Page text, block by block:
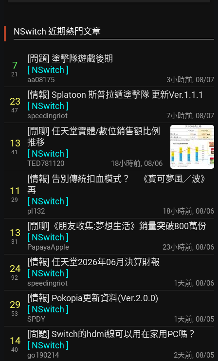
NSwitch 近期熱門文章
7
21
[問題] 塗擊隊遊戲後期
[ NSwitch ]
aa08175 3小時前, 08/07
23
47
[情報] Splatoon 斯普拉遁塗擊隊 更新Ver.1.1.1
[ NSwitch ]
speedingriot 7小時前, 08/07
13
41
[閒聊] 任天堂實體/數位銷售額比例
推移
[ NSwitch ]
TED781120 18小時前, 08/06
11
29
[情報] 告別傳統扣血模式？ 《寶可夢風／波》
再
[ NSwitch ]
pl132 18小時前, 08/06
13
31
[閒聊]《朋友收集:夢想生活》銷量突破800萬份
[ NSwitch ]
PapayaApple 23小時前, 08/06
24
92
[情報] 任天堂2026年06月決算財報
[ NSwitch ]
speedingriot 1天前, 08/06
29
53
[情報] Pokopia更新資料(Ver.2.0.0)
[ NSwitch ]
SPDY 1天前, 08/05
14
40
[問題] Switch的hdmi線可以用在家用PC嗎？
[ NSwitch ]
go190214 2天前, 08/05